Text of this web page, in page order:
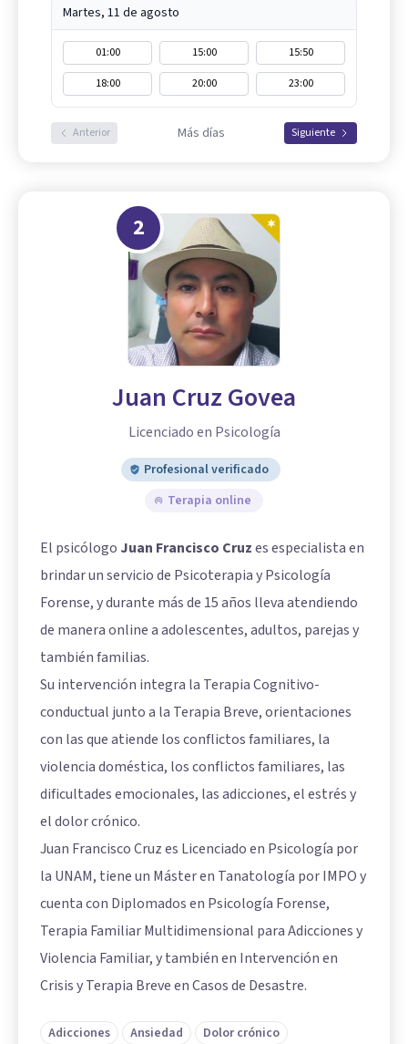
Martes, 11 de agosto
01:00 15:00
15:50
18:00
20:00 23:00
Anterior Más días Siguiente
2
Juan Cruz Govea
Licenciado en Psicología
Profesional verificado
Terapia online
El psicólogo Juan Francisco Cruzes especialista en
brindar un servicio de Psicoterapia y Psicología
Forense, y durante más de 15 años lleva atendiendo
de manera online a adolescentes, adultos, parejas y
también familias.
Su intervención integra la Terapia Cognitivo-
conductual junto a la Terapia Breve, orientaciones
con las que atiende los conflictos familiares, la
violencia doméstica, los conflictos familiares, las
dificultades emocionales, las adicciones, el estrés y
el dolor crónico.
Juan Francisco Cruz es Licenciado en Psicología por
la UNAM, tiene un Máster en Tanatología por IMPO y
cuenta con Diplomados en Psicología Forense,
Terapia Familiar Multidimensional para Adicciones y
Violencia Familiar, y también en Intervención en
Crisis y Terapia Breve en Casos de Desastre.
Adicciones Ansiedad
Dolor crónico